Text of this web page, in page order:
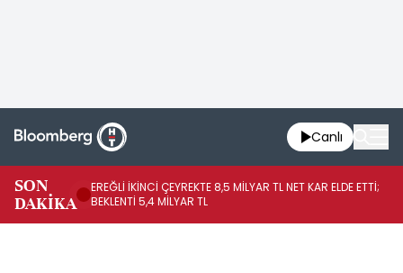
Canlı
SON
DAKİKA
EREĞLİ İKİNCİ ÇEYREKTE 8,5 MİLYAR TL NET KAR ELDE ETTİ;
BEKLENTİ 5,4 MİLYAR TL